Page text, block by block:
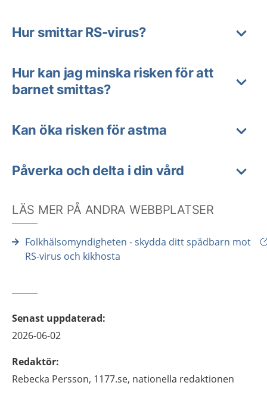
Hur smittar RS-virus?
Hur kan jag minska risken för att
barnet smittas?
Kan öka risken för astma
Påverka och delta i din vård
LÄS MER PÅ ANDRA WEBBPLATSER
Folkhälsomyndigheten - skydda ditt spädbarn mot
RS-virus och kikhosta
Senast uppdaterad:
2026-06-02
Redaktör:
Rebecka Persson, 1177.se, nationella redaktionen